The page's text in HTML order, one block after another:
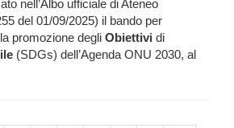
nell’Albo ufficiale di Ateneo
del 01/09/2025) il bando per
promozione degli Obiettivi di
(SDGs) dell’Agenda ONU 2030, al